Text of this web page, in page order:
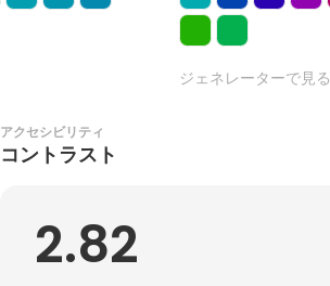
ジェネレーターで見る
アクセシビリティ
コントラスト
2.82